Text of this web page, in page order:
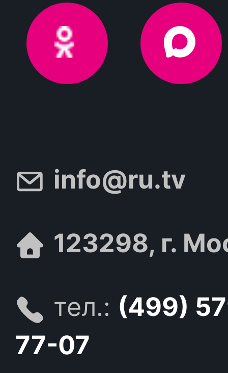
info@ru.tv
123298, г.
тел.: (499)
77-07